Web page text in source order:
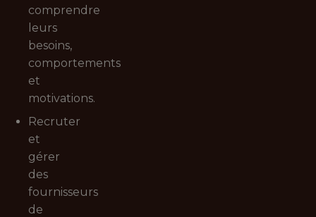
comprendre
leurs
besoins,
comportements
et
motivations.
Recruter
et
gérer
des
fournisseurs
de